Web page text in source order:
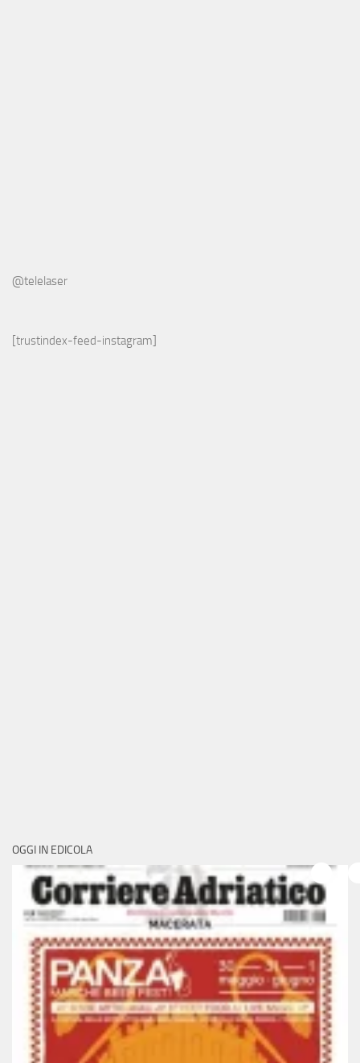
@telelaser
[trustindex-feed-instagram]
OGGI IN EDICOLA